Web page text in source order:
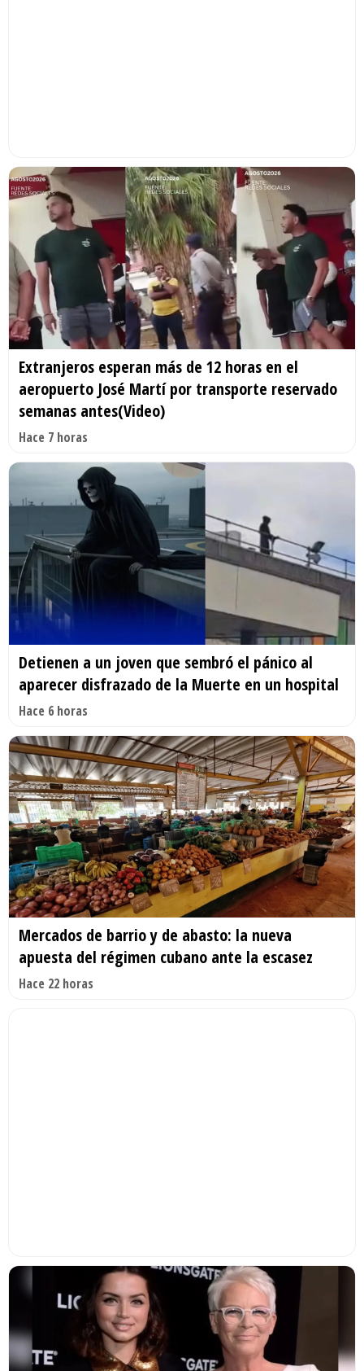
Extranjeros esperan más de 12 horas en el
aeropuerto José Martí por transporte reservado
semanas antes(Video)
Hace 7 horas
Detienen a un joven que sembró el pánico al
aparecer disfrazado de la Muerte en un hospital
Hace 6 horas
Mercados de barrio y de abasto: la nueva
apuesta del régimen cubano ante la escasez
Hace 22 horas